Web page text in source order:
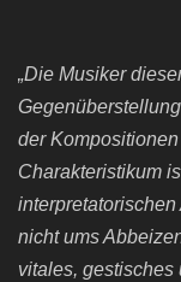
„Die Musiker
der
Charakteristikum
nicht ums
vitales, gestisches